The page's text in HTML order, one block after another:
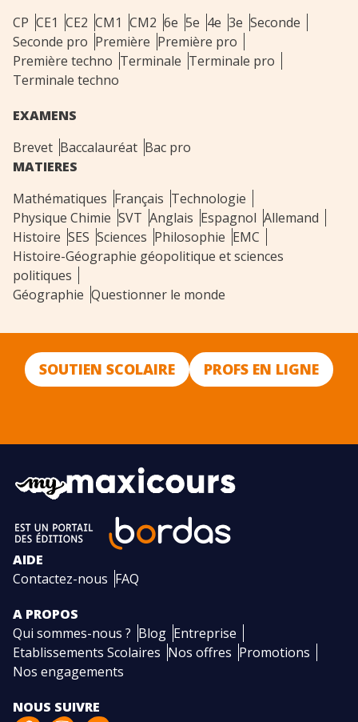
CP CE1 CE2 CM1 CM2 6e 5e 4e 3e Seconde
Seconde pro Première Première pro
Première techno Terminale Terminale pro
Terminale techno
EXAMENS
Brevet Baccalauréat Bac pro
MATIERES
Mathématiques Français Technologie
Physique Chimie SVT Anglais Espagnol Allemand
Histoire SES Sciences Philosophie EMC
Histoire-Géographie géopolitique et sciences
politiques
Géographie Questionner le monde
SOUTIEN SCOLAIRE PROFS EN LIGNE
AIDE
Contactez-nous FAQ
A PROPOS
Qui sommes-nous ? Blog Entreprise
Etablissements Scolaires Nos offres Promotions
Nos engagements
NOUS SUIVRE